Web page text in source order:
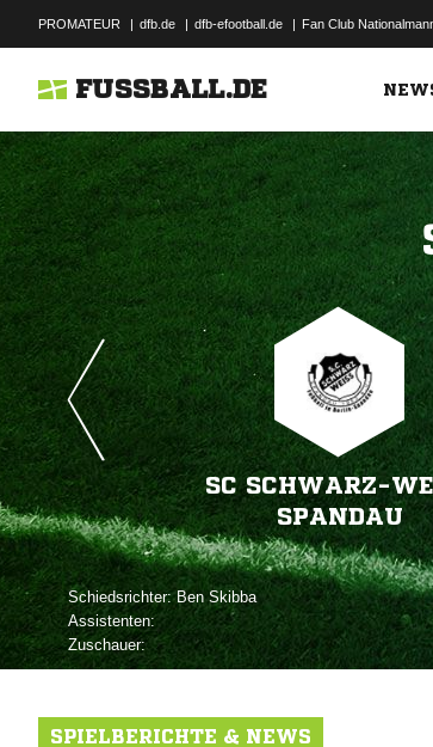
PROMATEUR | dfb.de | dfb-efootball.de | Fan Club
FUSSBALL.DE
SC SCHWARZ-
PANDAU
Schiedsrichter: 
Assistenten:
Zuschauer:
SPIELBERICHTE & NEWS